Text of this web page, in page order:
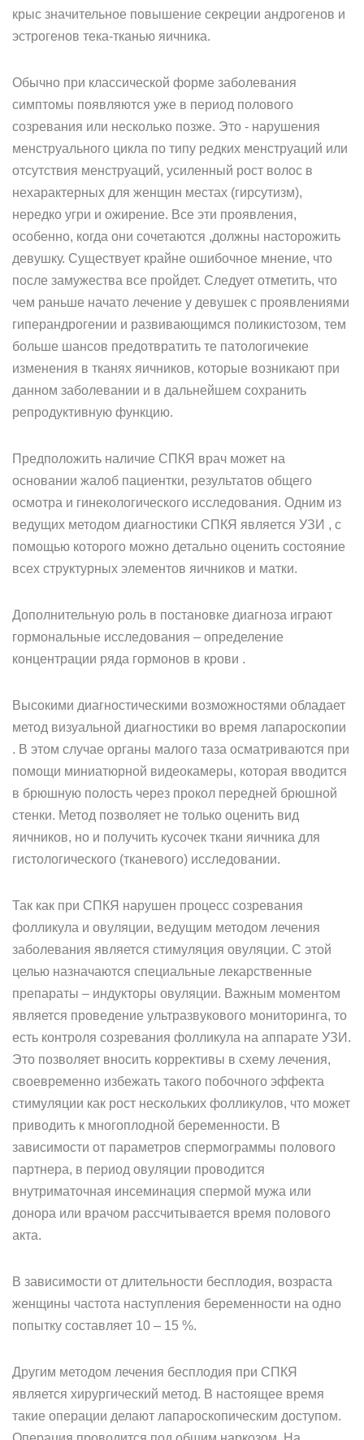
крыс значительное повышение секреции андрогенов и
эстрогенов тека-тканью яичника.
Обычно при классической форме заболевания
симптомы появляются уже в период полового
созревания или несколько позже. Это - нарушения
менструального цикла по типу редких менструаций или
отсутствия менструаций, усиленный рост волос в
нехарактерных для женщин местах (гирсутизм),
нередко угри и ожирение. Все эти проявления,
особенно, когда они сочетаются ,должны насторожить
девушку. Существует крайне ошибочное мнение, что
после замужества все пройдет. Следует отметить, что
чем раньше начато лечение у девушек с проявлениями
гиперандрогении и развивающимся поликистозом, тем
больше шансов предотвратить те патологичекие
изменения в тканях яичников, которые возникают при
данном заболевании и в дальнейшем сохранить
репродуктивную функцию.
Предположить наличие СПКЯ врач может на
основании жалоб пациентки, результатов общего
осмотра и гинекологического исследования. Одним из
ведущих методом диагностики СПКЯ является УЗИ , с
помощью которого можно детально оценить состояние
всех структурных элементов яичников и матки.
Дополнительную роль в постановке диагноза играют
гормональные исследования – определение
концентрации ряда гормонов в крови .
Высокими диагностическими возможностями обладает
метод визуальной диагностики во время лапароскопии
. В этом случае органы малого таза осматриваются при
помощи миниатюрной видеокамеры, которая вводится
в брюшную полость через прокол передней брюшной
стенки. Метод позволяет не только оценить вид
яичников, но и получить кусочек ткани яичника для
гистологического (тканевого) исследовании.
Так как при СПКЯ нарушен процесс созревания
фолликула и овуляции, ведущим методом лечения
заболевания является стимуляция овуляции. С этой
целью назначаются специальные лекарственные
препараты – индукторы овуляции. Важным моментом
является проведение ультразвукового мониторинга, то
есть контроля созревания фолликула на аппарате УЗИ.
Это позволяет вносить коррективы в схему лечения,
своевременно избежать такого побочного эффекта
стимуляции как рост нескольких фолликулов, что может
приводить к многоплодной беременности. В
зависимости от параметров спермограммы полового
партнера, в период овуляции проводится
внутриматочная инсеминация спермой мужа или
донора или врачом рассчитывается время полового
акта.
В зависимости от длительности бесплодия, возраста
женщины частота наступления беременности на одно
попытку составляет 10 – 15 %.
Другим методом лечения бесплодия при СПКЯ
является хирургический метод. В настоящее время
такие операции делают лапароскопическим доступом.